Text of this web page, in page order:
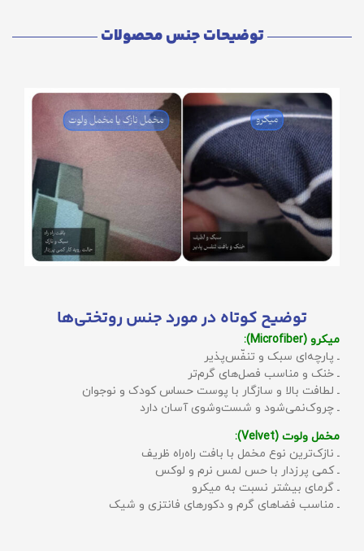
توضیحات جنس محصولات
توضیح کوتاه در مورد جنس روتختی‌ها
میکرو (Microfiber):
ـ پارچه‌ای سبک و تنفّس‌پذیر
ـ خنک و مناسب فصل‌های گرم‌تر
ـ لطافت بالا و سازگار با پوست حساس کودک و نوجوان
ـ چروک‌نمی‌شود و شست‌وشوی آسان دارد
مخمل ولوت (Velvet):
ـ نازک‌ترین نوع مخمل با بافت راه‌راه ظریف
ـ کمی پرزدار با حس لمس نرم و لوکس
ـ گرمای بیشتر نسبت به میکرو
ـ مناسب فضاهای گرم و دکورهای فانتزی و شیک